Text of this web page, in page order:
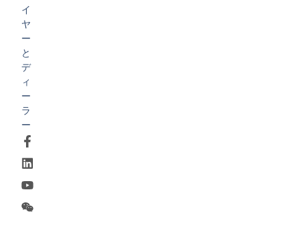
イ
ヤ
ー
と
デ
ィ
ー
ラ
ー